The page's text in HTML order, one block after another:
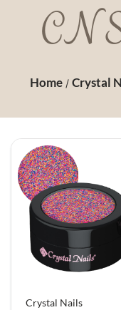
CN
Home/ Crystal
Crystal Nails